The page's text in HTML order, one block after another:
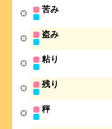
苦み
盗み
粘り
残り
秤